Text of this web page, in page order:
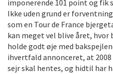
imponerende 101 point og fik
Ikke uden grund er
som en Tour de France
kan meget vel blive året, hvor
holde godt øje med
ihvertfald annonceret, at
sejr skal hentes, og hidtil har